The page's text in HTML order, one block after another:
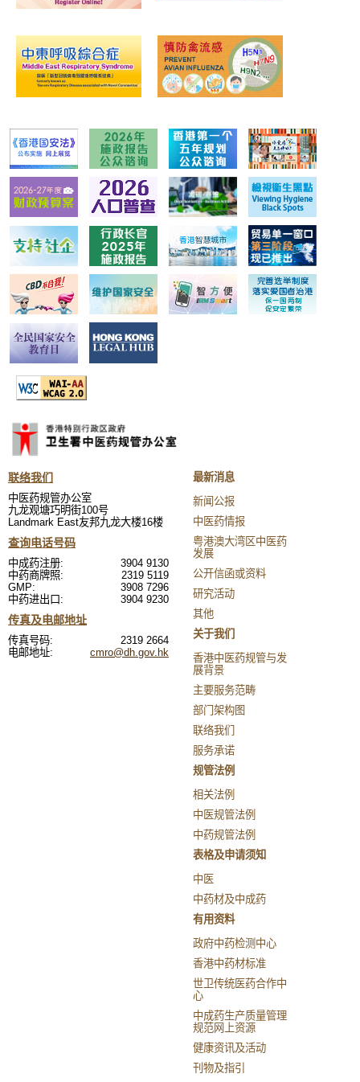
联络我们
中医药规管办公室
九龙观塘巧明街100号
Landmark East友邦九龙大楼16楼
查询电话号码
中成药注册:
3904 9130
中药商牌照:
2319 5119
GMP:
3908 7296
中药进出口:
3904 9230
传真及电邮地址
传真号码:
2319 2664
电邮地址:
cmro@dh.gov.hk
最新消息
新闻公报
中医药情报
粤港澳大湾区中医药
发展
公开信函或资料
研究活动
其他
关于我们
香港中医药规管与发
展背景
主要服务范畴
部门架构图
联络我们
服务承诺
规管法例
相关法例
中医规管法例
中药规管法例
表格及申请须知
中医
中药材及中成药
有用资料
政府中药检测中心
香港中药材标准
世卫传统医药合作中
心
中成药生产质量管理
规范网上资源
健康资讯及活动
刊物及指引